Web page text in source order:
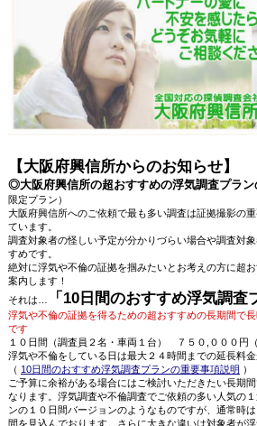
【大阪府興信所からのお知らせ】
◎大阪府興信所の超おすすめの浮気調査プラン
限定プラン）
大阪府興信所へのご依頼で最も多い調査は証拠撮影の
ています。
調査対象者の怪しい予定が分かりづらい場合や調査対
すめです。
絶対に浮気や不倫の証拠を掴みたいとお考えの方に超
案内します！
それは…
「10日間のおすすめ浮気調査
浮気や不倫の証拠を得るための超おすすめの長期間で
です
１０日間（調査員２名・車両１台） ７５０,０００円（
浮気や不倫をしている日は最大２４時間までの延長料
（ 10日間のおすすめ浮気調査プランの重要事項説明 ）
ご予算に余裕がある場合にはご検討いただきたい長期
なります。浮気調査や不倫調査でご依頼の多い人気の
ンの１０日間バージョンのようなものですが、通常時
間を見込んでおります。さらに大きな違いは対象者が